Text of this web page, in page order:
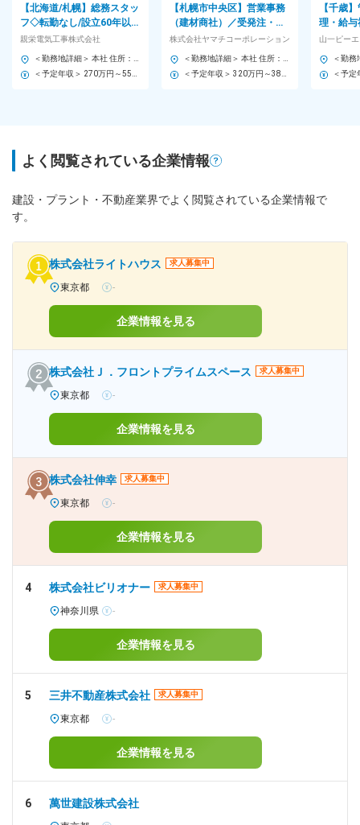
【北海道/札幌】総務スタッ
フ◇転勤なし/設立60年以上
の安定経営/大型物件の工事
実績あり◎
親栄電気工事株式会社
【札幌市中央区】営業事務
（建材商社）／受発注・見
積・顧客対応／研修充実・
土日祝休み
株式会社ヤマチコーポレーション
【千歳
理・給
超の安
計画や
休
よく閲覧されている企業情報
建設・プラント・不動産業界でよく閲覧されている企業情報で
す。
株式会社ライトハウス 求人募集中
東京都 -
企業情報を見る
株式会社Ｊ．フロントプライムスペース 求人募集中
東京都 -
企業情報を見る
株式会社伸幸 求人募集中
東京都 -
企業情報を見る
4 株式会社ビリオナー 求人募集中
神奈川県 -
企業情報を見る
5 三井不動産株式会社 求人募集中
東京都 -
企業情報を見る
6 萬世建設株式会社